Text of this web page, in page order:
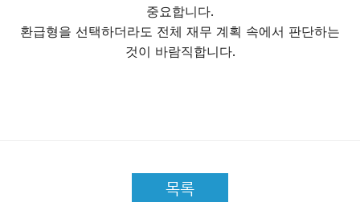
중요합니다.
환급형을 선택하더라도 전체 재무 계획 속에서 판단하는
것이 바람직합니다.
목록